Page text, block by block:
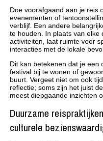
Doe voorafgaand aan je reis
evenementen of
verblijf. Een andere
te houden. In plaats van elke
activiteiten, laat ruimte voor
interacties met de lokale
Dit kan betekenen dat je een
festival bij te wonen of
buurt. Vergeet niet om ook
reflectie; soms zijn het juist
meest diepgaande inzichten
Duurzame
culturele